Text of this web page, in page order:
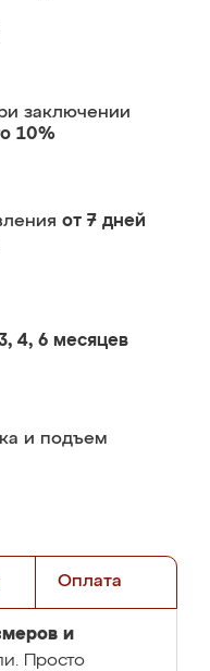
заключении
10%
от 7 дней
4, 6 месяцев
и подъем
Оплата
и
Просто